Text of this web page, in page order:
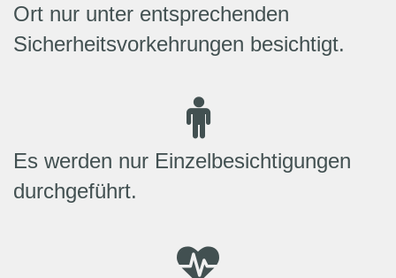
Ort nur unter entsprechenden
Sicherheitsvorkehrungen besichtigt.
Es werden nur Einzelbesichtigungen
durchgeführt.